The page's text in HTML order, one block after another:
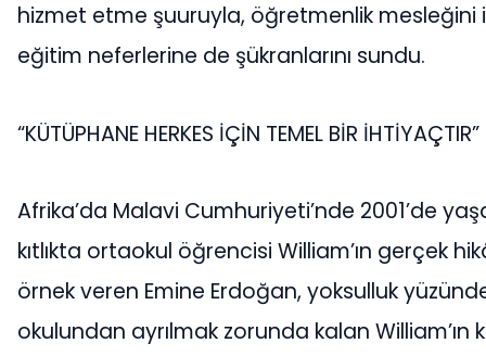
hizmet etme şuuruyla, öğretmenlik
eğitim neferlerine de şükranlarını sundu.
“KÜTÜPHANE HERKES İÇİN TEMEL BİR İHTİYAÇTIR”
Afrika’da Malavi Cumhuriyeti’nde 2001’de
kıtlıkta ortaokul öğrencisi William’ın gerçek
örnek veren Emine Erdoğan, yoksulluk
okulundan ayrılmak zorunda kalan